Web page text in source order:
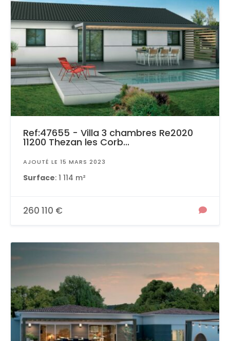
Ref:47655 - Villa 3 chambres Re2020
11200 Thezan les Corb...
AJOUTÉ LE 15 MARS 2023
Surface: 1 114 m²
260 110 €